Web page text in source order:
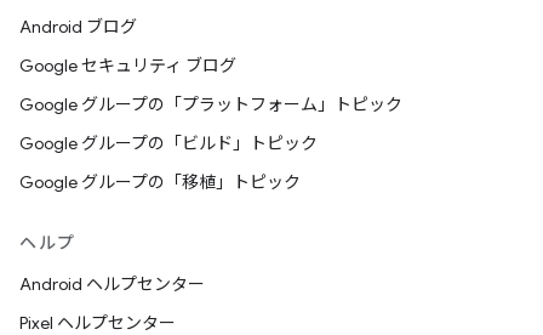
Android ブログ
Google セキュリティ ブログ
Google グループの「プラットフォーム」トピック
Google グループの「ビルド」トピック
Google グループの「移植」トピック
ヘルプ
Android ヘルプセンター
Pixel ヘルプセンター